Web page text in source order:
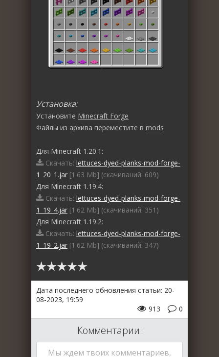
Установка:
Установите Minecraft Forge
Файлы из архива переместите в mods
Для Minecraft 1.20.1:
Скачать: lettuces-dyed-planks-mod-forge-
1_20_1.jar [1.63 Mb] (cкачиваний: 609)
Для Minecraft 1.19.4:
Скачать: lettuces-dyed-planks-mod-forge-
1_19_4.jar [1.62 Mb] (cкачиваний: 351)
Для Minecraft 1.19.2:
Скачать: lettuces-dyed-planks-mod-forge-
1_19_2.jar [1.62 Mb] (cкачиваний: 347)
Дата последнего обновления статьи: 20-
08-2023, 19:59
0
913
Комментарии:
Мы ждем твоих комментариев,